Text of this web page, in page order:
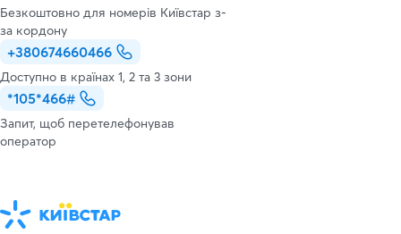
Безкоштовно для номерів Київстар з-
за кордону
+380674660466
Доступно в країнах 1, 2 та 3 зони
*105*466#
Запит, щоб перетелефонував
оператор